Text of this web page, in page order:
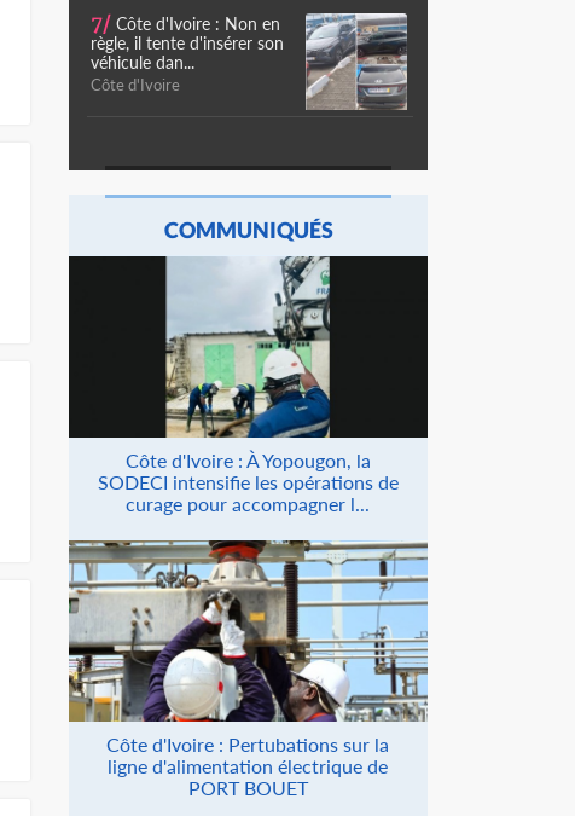
7/ Côte d'Ivoire : Non en
règle, il tente d'insérer son
véhicule dan...
Côte d'Ivoire
COMMUNIQUÉS
Côte d'Ivoire : À Yopougon, la
SODECI intensifie les opérations de
curage pour accompagner l...
Côte d'Ivoire : Pertubations sur la
ligne d'alimentation électrique de
PORT BOUET